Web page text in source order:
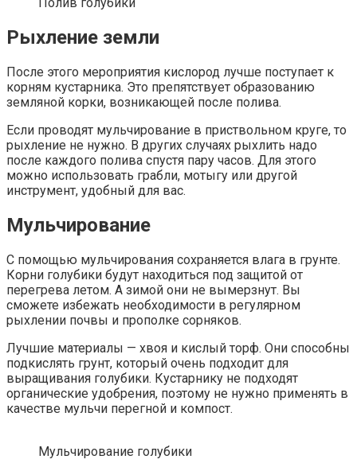
Рыхление земли
После этого мероприятия кислород лучше поступает к
корням кустарника. Это препятствует образованию
земляной корки, возникающей после полива.
Если проводят мульчирование в приствольном круге, то
рыхление не нужно. В других случаях рыхлить надо
после каждого полива спустя пару часов. Для этого
можно использовать грабли, мотыгу или другой
инструмент, удобный для вас.
Мульчирование
С помощью мульчирования сохраняется влага в грунте.
Корни голубики будут находиться под защитой от
перегрева летом. А зимой они не вымерзнут. Вы
сможете избежать необходимости в регулярном
рыхлении почвы и прополке сорняков.
Лучшие материалы — хвоя и кислый торф. Они способны
подкислять грунт, который очень подходит для
выращивания голубики. Кустарнику не подходят
органические удобрения, поэтому не нужно применять в
качестве мульчи перегной и компост.
Мульчирование голубики